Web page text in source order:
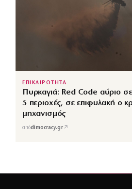
ΕΠΙΚΑΙΡΟΤΗΤΑ
Πυρκαγιά: Red Code αύριο
5 περιοχές, σε επιφυλακή ο
μηχανισμός
απόdimocracy.gr↗